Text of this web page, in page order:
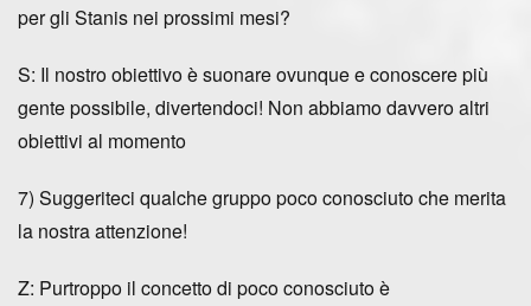
per gli Stanis nei prossimi mesi?
S: Il nostro obiettivo è suonare ovunque e conoscere più
gente possibile, divertendoci! Non abbiamo davvero altri
obiettivi al momento
7) Suggeriteci qualche gruppo poco conosciuto che merita
la nostra attenzione!
Z: Purtroppo il concetto di poco conosciuto è